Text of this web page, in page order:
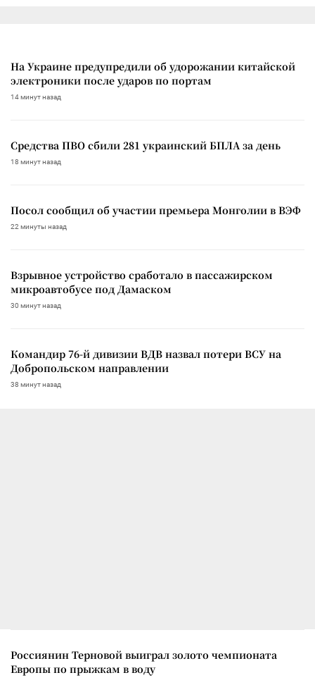
На Украине предупредили об удорожании китайской
электроники после ударов по портам
14 минут назад
Средства ПВО сбили 281 украинский БПЛА за день
18 минут назад
Посол сообщил об участии премьера Монголии в ВЭФ
22 минуты назад
Взрывное устройство сработало в пассажирском
микроавтобусе под Дамаском
30 минут назад
Командир 76-й дивизии ВДВ назвал потери ВСУ на
Добропольском направлении
38 минут назад
Россиянин Терновой выиграл золото чемпионата
Европы по прыжкам в воду